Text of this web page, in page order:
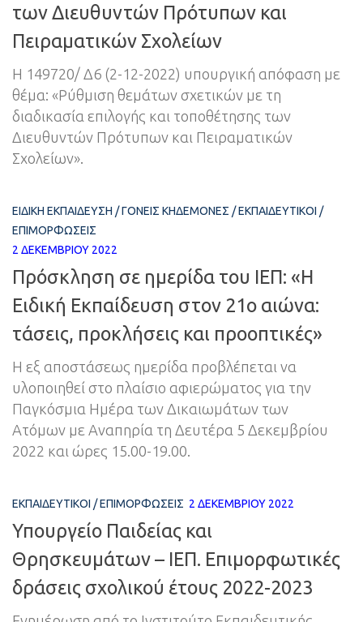
των Διευθυντών Πρότυπων και
Πειραματικών Σχολείων
Η 149720/ Δ6 (2-12-2022) υπουργική απόφαση με
θέμα: «Ρύθμιση θεμάτων σχετικών με τη
διαδικασία επιλογής και τοποθέτησης των
Διευθυντών Πρότυπων και Πειραματικών
Σχολείων».
ΕΙΔΙΚΉ ΕΚΠΑΊΔΕΥΣΗ /ΓΟΝΕΊΣ ΚΗΔΕΜΌΝΕΣ /ΕΚΠΑΙΔΕΥΤΙΚΟΊ /
ΕΠΙΜΟΡΦΏΣΕΙΣ
2 ΔΕΚΕΜΒΡΊΟΥ 2022
Πρόσκληση σε ημερίδα του ΙΕΠ: «Η
Ειδική Εκπαίδευση στον 21ο αιώνα:
τάσεις, προκλήσεις και προοπτικές»
Η εξ αποστάσεως ημερίδα προβλέπεται να
υλοποιηθεί στο πλαίσιο αφιερώματος για την
Παγκόσμια Ημέρα των Δικαιωμάτων των
Ατόμων με Αναπηρία τη Δευτέρα 5 Δεκεμβρίου
2022 και ώρες 15.00-19.00.
ΕΚΠΑΙΔΕΥΤΙΚΟΊ /ΕΠΙΜΟΡΦΏΣΕΙΣ 2 ΔΕΚΕΜΒΡΊΟΥ 2022
Υπουργείο Παιδείας και
Θρησκευμάτων – ΙΕΠ. Επιμορφωτικές
δράσεις σχολικού έτους 2022-2023